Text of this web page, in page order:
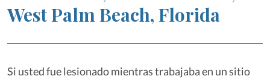
West Palm Beach, Florida
Si usted fue lesionado mientras trabajaba en un sitio